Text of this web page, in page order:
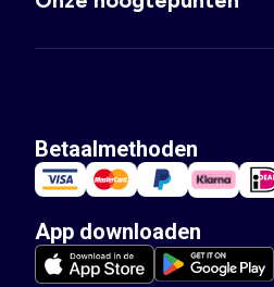
Betaalmethoden
App downloaden